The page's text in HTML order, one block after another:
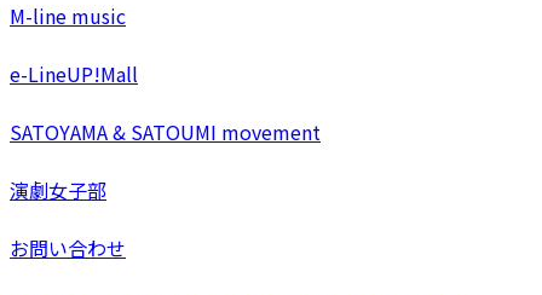
M-line music
e-LineUP!Mall
SATOYAMA & SATOUMI movement
演劇女子部
お問い合わせ